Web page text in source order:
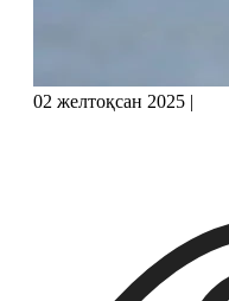
02 желтоқсан 2025 |